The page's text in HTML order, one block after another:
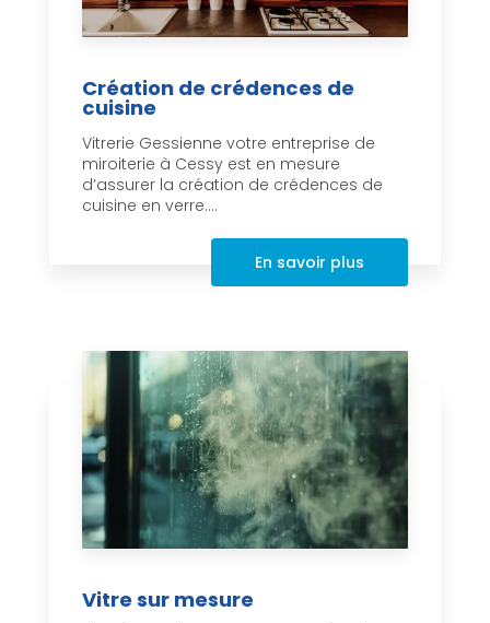
Création de crédences de
cuisine
Vitrerie Gessienne votre entreprise de
miroiterie à Cessy est en mesure
d’assurer la création de crédences de
cuisine en verre....
En savoir plus
Vitre sur mesure